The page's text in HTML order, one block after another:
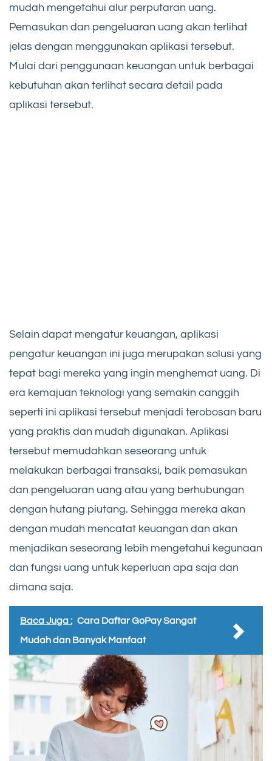
mudah mengetahui alur perputaran uang.
Pemasukan dan pengeluaran uang akan terlihat
jelas dengan menggunakan aplikasi tersebut.
Mulai dari penggunaan keuangan untuk berbagai
kebutuhan akan terlihat secara detail pada
aplikasi tersebut.
Selain dapat mengatur keuangan, aplikasi
pengatur keuangan ini juga merupakan solusi yang
tepat bagi mereka yang ingin menghemat uang. Di
era kemajuan teknologi yang semakin canggih
seperti ini aplikasi tersebut menjadi terobosan baru
yang praktis dan mudah digunakan. Aplikasi
tersebut memudahkan seseorang untuk
melakukan berbagai transaksi, baik pemasukan
dan pengeluaran uang atau yang berhubungan
dengan hutang piutang. Sehingga mereka akan
dengan mudah mencatat keuangan dan akan
menjadikan seseorang lebih mengetahui kegunaan
dan fungsi uang untuk keperluan apa saja dan
dimana saja.
Baca Juga : Cara Daftar GoPay Sangat
Mudah dan Banyak Manfaat